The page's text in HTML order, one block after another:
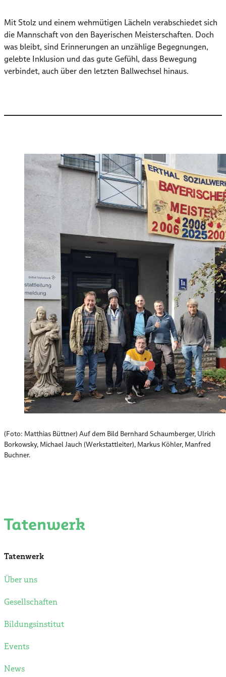
Mit Stolz und einem wehmütigen Lächeln verabschiedet sich
die Mannschaft von den Bayerischen Meisterschaften. Doch
was bleibt, sind Erinnerungen an unzählige Begegnungen,
gelebte Inklusion und das gute Gefühl, dass Bewegung
verbindet, auch über den letzten Ballwechsel hinaus.
(Foto: Matthias Büttner) Auf dem Bild Bernhard Schaumberger, Ulrich
Borkowsky, Michael Jauch (Werkstattleiter), Markus Köhler, Manfred
Buchner.
Tatenwerk
Über uns
Gesellschaften
Bildungsinstitut
Events
News